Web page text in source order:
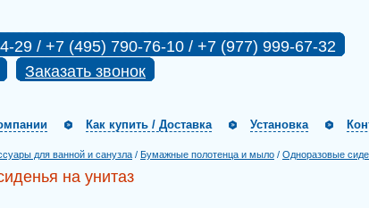
29 / +7 (495) 790-76-10 / +7 (977) 999-67-32
Заказать звонок
Как купить / Доставка Установка
для ванной и санузла / Бумажные полотенца и мыло / Одноразовые
на унитаз